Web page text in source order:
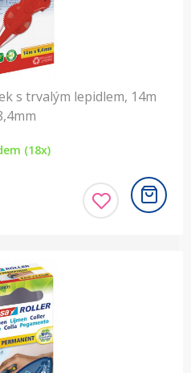
s trvalým lepidlem, 14m
(18x)